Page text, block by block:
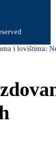
i lovištima: